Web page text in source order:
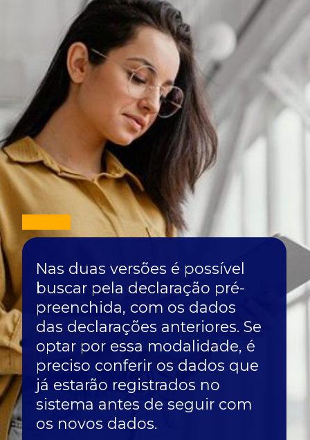
Nas duas versões é possível
buscar pela declaração pré-
preenchida, com os dados
das declarações anteriores. Se
optar por essa modalidade, é
preciso conferir os dados que
já estarão registrados no
sistema antes de seguir com
os novos dados.